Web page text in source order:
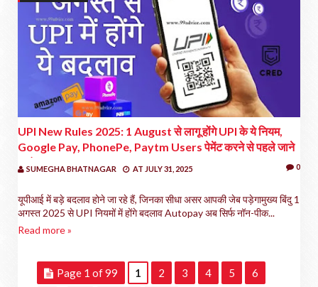
UPI New Rules 2025: 1 August से लागू होंगे UPI के ये नियम,
Google Pay, PhonePe, Paytm Users पेमेंट करने से पहले जाने
यहांSUMEGHA BHATNAGAR AT JULY 31, 2025 0
यूपीआई में बड़े बदलाव होने जा रहे हैं, जिनका सीधा असर आपकी जेब पड़ेगामुख्य बिंदु 1
अगस्त 2025 से UPI नियमों में होंगे बदलाव Autopay अब सिर्फ नॉन-पीक...
Read more »
Page 1 of 99 1 2 3 4 5
6